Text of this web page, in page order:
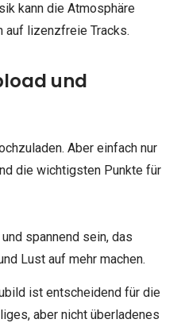
kann die Atmosphäre
auf lizenzfreie Tracks.
und
Aber einfach nur
die wichtigsten Punkte für
spannend sein, das
Lust auf mehr machen.
ist entscheidend für die
aber nicht überladenes